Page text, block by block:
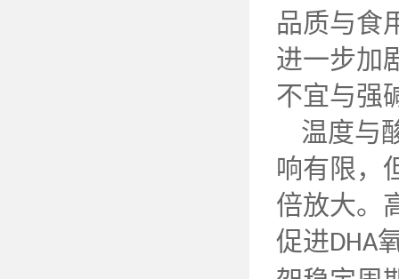
品质与食
进一步加
不宜与强
温度与
响有限，
倍放大。
促进DHA